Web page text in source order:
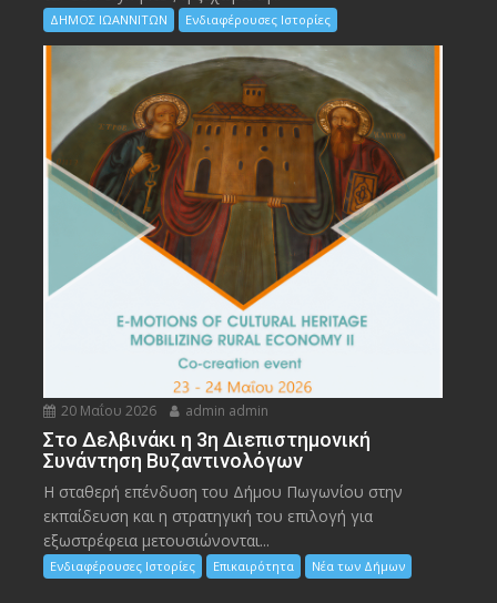
ΔΗΜΟΣ ΙΩΑΝΝΙΤΩΝ Ενδιαφέρουσες Ιστορίες
20 Μαΐου 2026 admin admin
Στο Δελβινάκι η 3η Διεπιστημονική
Συνάντηση Βυζαντινολόγων
Η σταθερή επένδυση του Δήμου Πωγωνίου στην
εκπαίδευση και η στρατηγική του επιλογή για
εξωστρέφεια μετουσιώνονται...
Ενδιαφέρουσες Ιστορίες Επικαιρότητα Νέα των Δήμων